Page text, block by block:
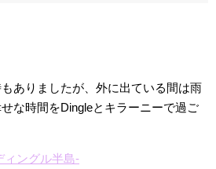
ありましたが、外に出ている間は雨
な時間をDingleとキラーニーで過ご
ングル半島-